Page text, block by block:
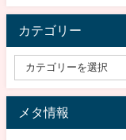
カテゴリー
メタ情報